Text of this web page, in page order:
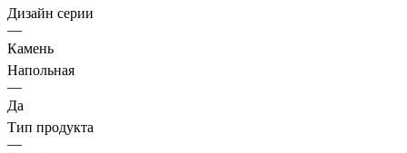
Дизайн серии
—
Камень
Напольная
—
Да
Тип продукта
—